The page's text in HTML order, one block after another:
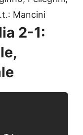
Mancini
2-1: